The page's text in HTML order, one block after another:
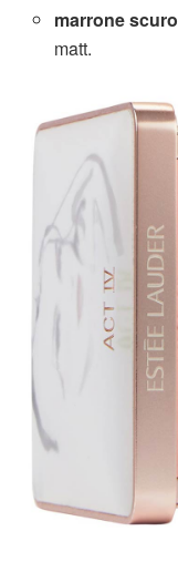
marrone scuro
matt.